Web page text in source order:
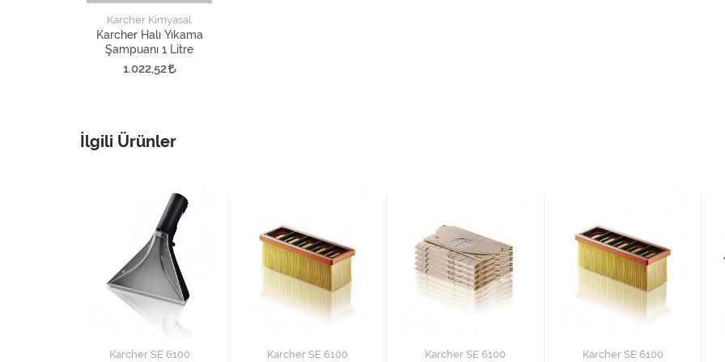
Karcher Kimyasal
Karcher Halı Yıkama
Şampuanı 1 Litre
1.022,52
İlgili Ürünler
Karcher SE 6100 Karcher SE 6100 Karcher SE 6100 Karcher SE 6100